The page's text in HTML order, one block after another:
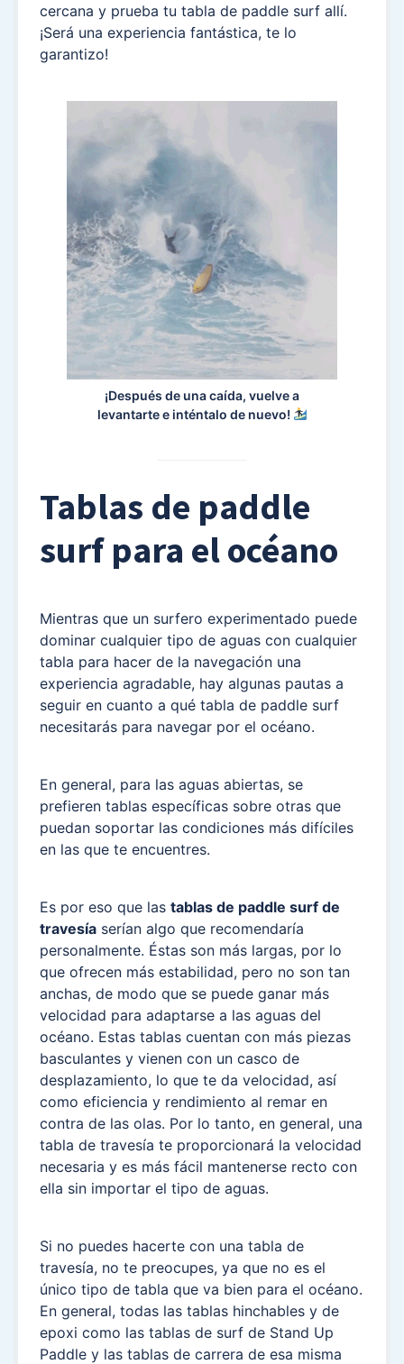
cercana y prueba tu tabla de paddle surf allí.
¡Será una experiencia fantástica, te lo
garantizo!
¡Después de una caída, vuelve a
levantarte e inténtalo de nuevo!
Tablas de paddle
surf para el océano
Mientras que un surfero experimentado puede
dominar cualquier tipo de aguas con cualquier
tabla para hacer de la navegación una
experiencia agradable, hay algunas pautas a
seguir en cuanto a qué tabla de paddle surf
necesitarás para navegar por el océano.
En general, para las aguas abiertas, se
prefieren tablas específicas sobre otras que
puedan soportar las condiciones más difíciles
en las que te encuentres.
Es por eso que las tablas de paddle surf de
travesía serían algo que recomendaría
personalmente. Éstas son más largas, por lo
que ofrecen más estabilidad, pero no son tan
anchas, de modo que se puede ganar más
velocidad para adaptarse a las aguas del
océano. Estas tablas cuentan con más piezas
basculantes y vienen con un casco de
desplazamiento, lo que te da velocidad, así
como eficiencia y rendimiento al remar en
contra de las olas. Por lo tanto, en general, una
tabla de travesía te proporcionará la velocidad
necesaria y es más fácil mantenerse recto con
ella sin importar el tipo de aguas.
Si no puedes hacerte con una tabla de
travesía, no te preocupes, ya que no es el
único tipo de tabla que va bien para el océano.
En general, todas las tablas hinchables y de
epoxi como las tablas de surf de Stand Up
Paddle y las tablas de carrera de esa misma